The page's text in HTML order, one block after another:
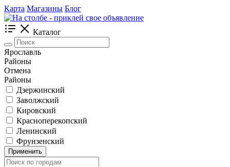
Карта Магазины Блог
Каталог
Ярославль
Районы
Отмена
Районы
Дзержинский
Заволжский
Кировский
Красноперекопский
Ленинский
Фрунзенский
Применить